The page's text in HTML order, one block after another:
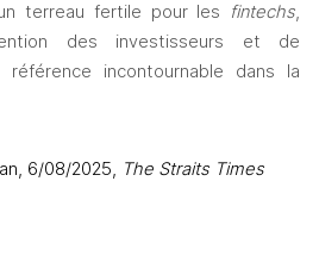
terreau fertile pour les
fintechs,
des investisseurs et de
référence incontournable dans la
6/08/2025, The Straits Times